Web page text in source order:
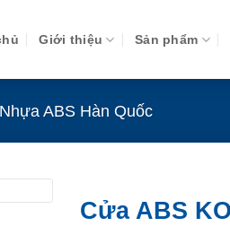
Giới thiệu Sản phẩm
ABS Hàn Quốc
Cửa ABS